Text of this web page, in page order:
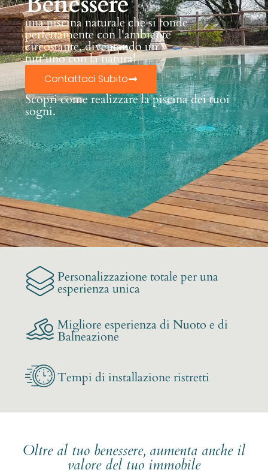
una piscina naturale che si fonde
perfettamente con l'ambiente
circostante, diventando un
tutt'uno con la natura!
Contattaci Subito
Scopri come realizzare la piscina dei tuoi
sogni.
Personalizzazione totale per una
esperienza unica
Migliore esperienza di Nuoto e di
Balneazione
Tempi di installazione ristretti
Oltre al tuo benessere, aumenta anche il
valore del tuo immobile